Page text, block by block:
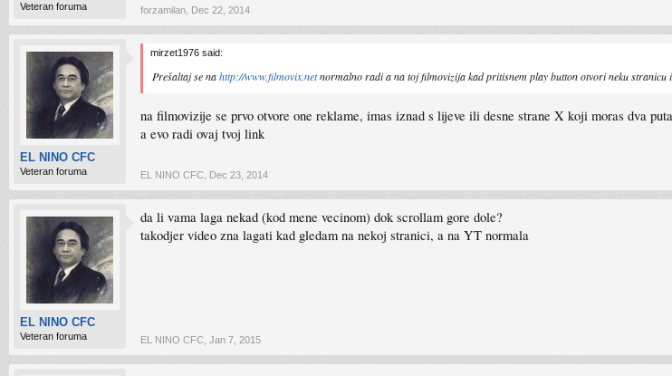
Veteran foruma forzamilan Dec 22, 2014
EL NINO CFC
Veteran foruma
mirzet1976 said:
Prešaltaj se nahttp://www.filmovix.netnormalno radi a na toj filmovizija kad pritisnem play button otvori neku stranicu
na filmovizije se prvo otvore one reklame, imas iznad s lijeve ili desne strane X koji moras dva
a evo radi ovaj tvoj link
EL NINO CFC Dec 23, 2014
EL NINO CFC
Veteran foruma
da li vama laga nekad (kod mene vecinom) dok scrollam gore dole?
takodjer video zna lagati kad gledam na nekoj stranici, a na YT normala
EL NINO CFC Jan 7, 2015